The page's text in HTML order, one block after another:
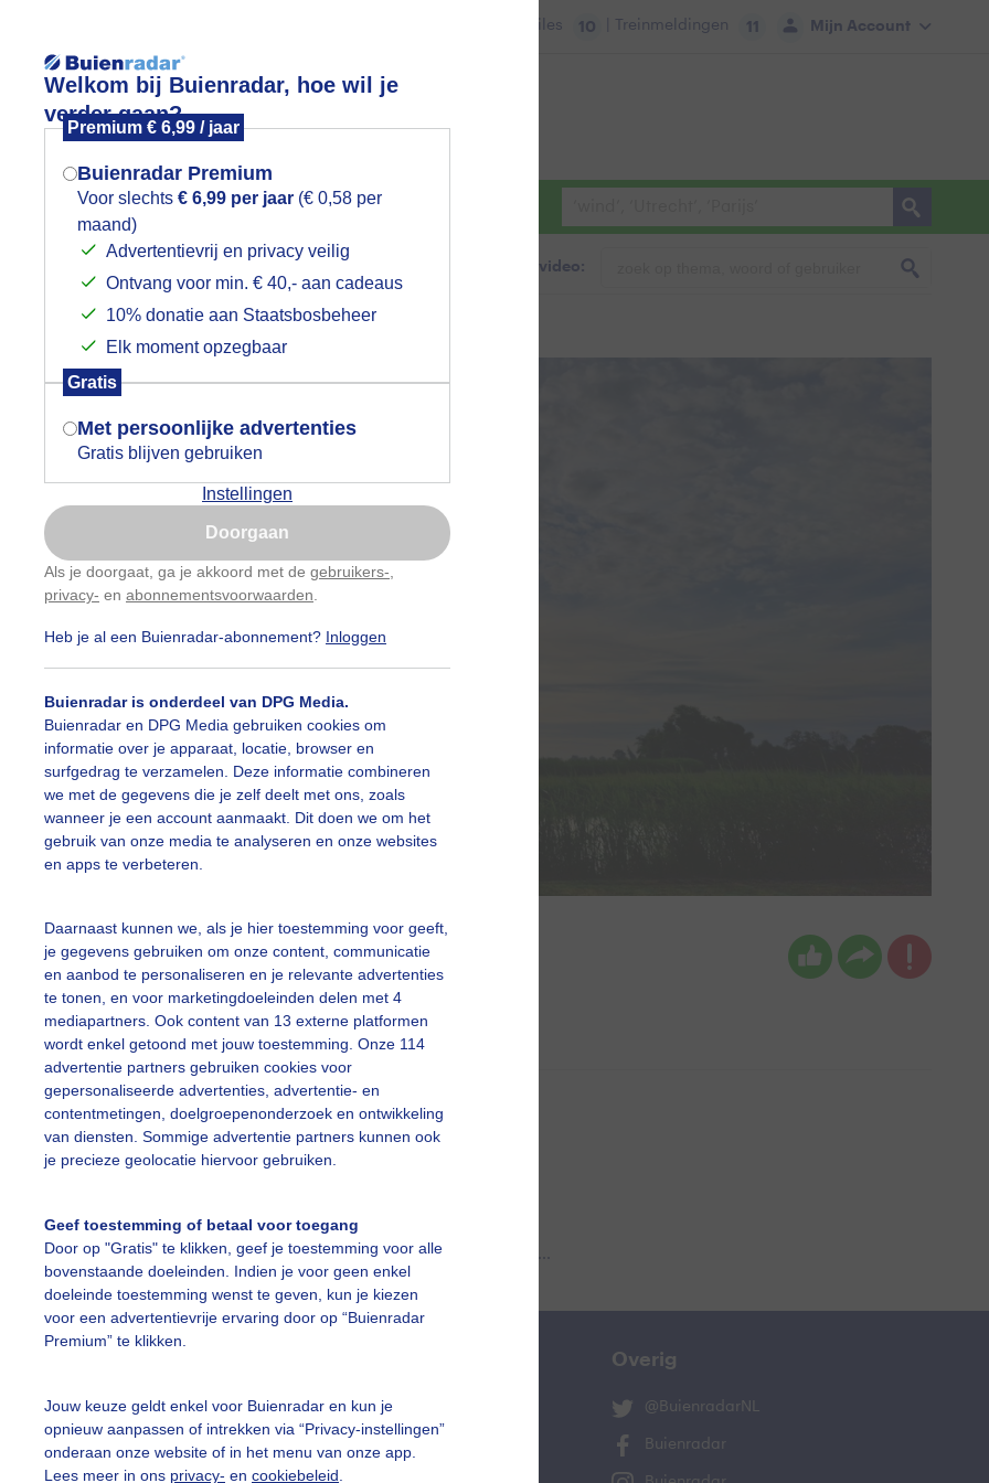
Welkom bij Buienradar, hoe wil je
verder gaan?
Premium € 6,99 / jaar
Buienradar Premium
Voor slechts € 6,99 per jaar (€ 0,58 per
maand)
Advertentievrij en privacy veilig
Ontvang voor min. € 40,- aan cadeaus
10% donatie aan Staatsbosbeheer
Elk moment opzegbaar
Gratis
Met persoonlijke advertenties
Gratis blijven gebruiken
Instellingen
Doorgaan
Als je doorgaat, ga je akkoord met de gebruikers-
privacy- en abonnementsvoorwaarden
Heb je al een Buienradar-abonnement? Inloggen
Buienradar is onderdeel van DPG Media.
Buienradar en DPG Media gebruiken cookies om
informatie over je apparaat, locatie, browser en
surfgedrag te verzamelen. Deze informatie combineren
we met de gegevens die je zelf deelt met ons, zoals
wanneer je een account aanmaakt. Dit doen we om het
gebruik van onze media te analyseren en onze websites
en apps te verbeteren.
Daarnaast kunnen we, als je hier toestemming voor geeft,
je gegevens gebruiken om onze content, communicatie
en aanbod te personaliseren en je relevante advertenties
te tonen, en voor marketingdoeleinden delen met 4
mediapartners. Ook content van 13 externe platformen
wordt enkel getoond met jouw toestemming. Onze 114
advertentie partners gebruiken cookies voor
gepersonaliseerde advertenties, advertentie- en
contentmetingen, doelgroepenonderzoek en ontwikkeling
van diensten. Sommige advertentie partners kunnen ook
je precieze geolocatie hiervoor gebruiken.
Geef toestemming of betaal voor toegang
Door op "Gratis" te klikken, geef je toestemming voor alle
bovenstaande doeleinden. Indien je voor geen enkel
doeleinde toestemming wenst te geven, kun je kiezen
voor een advertentievrije ervaring door op “Buienradar
Premium” te klikken.
Jouw keuze geldt enkel voor Buienradar en kun je
opnieuw aanpassen of intrekken via “Privacy-instellingen”
onderaan onze website of in het menu van onze app.
Lees meer in ons privacy- en cookiebeleid
Mijn Account
Files 10 | Treinmeldingen 11
Foto en video Weerzine
Zoeken in foto & video:
Dilia van Zon Gemaakt: 06-06-2026, 103x bekeken
Wolken
slideshow
Een moment geduld aub...
vragen
De Bilt
Overig
@BuienradarNL
Buienradar
Mogen we je locatie gebruiken voor
het weer?
Indien je hier nog geen akkoord op hebt
gegeven, verschijnt er zo een pop-up uit
je browser waarin deze toestemming
gevraagd wordt.
Is goed, toon de popup
Nu niet, misschien later
Gebruik je Safari en wil je niet elke dag deze pop-up
Klikhierom dit aan te passen